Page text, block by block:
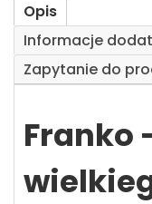
Opis
Informacje
Zapytanie do
Franko